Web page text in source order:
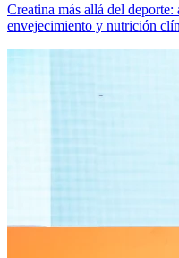
Creatina más allá del
envejecimiento y nutrición